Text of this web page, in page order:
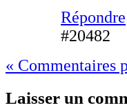
Répondre
#20482
« Commentaires
Laisser un